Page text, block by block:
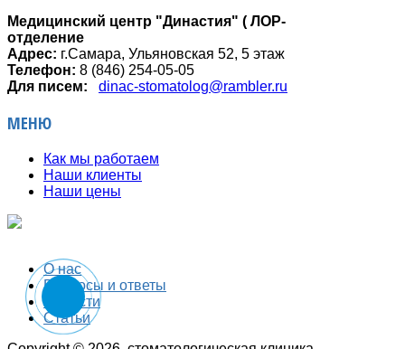
Медицинский центр "Династия" ( ЛОР-
отделение
Адрес: г.Самара, Ульяновская 52, 5 этаж
Телефон: 8 (846) 254-05-05
Для писем:
dinac-stomatolog@rambler.ru
МЕНЮ
Как мы работаем
Наши клиенты
Наши цены
О нас
Вопросы и ответы
Новости
Статьи